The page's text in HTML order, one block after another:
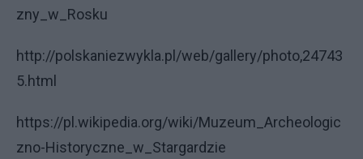
zny_w_Rosku
http://polskaniezwykla.pl/web/gallery/photo,24743
5.html
https://pl.wikipedia.org/wiki/Muzeum_Archeologic
zno-Historyczne_w_Stargardzie